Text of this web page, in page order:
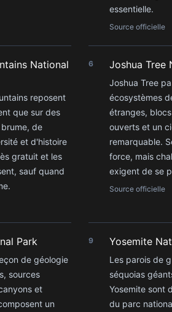
essentielle.
Source officielle
National
reposent
que sur des
de
et d'histoire
gratuit et les
sauf quand
6 Joshua Tree
Joshua Tree
écosystèmes
étranges,
ouverts et un
remarquable.
force, mais
exigent de se
Source officielle
Park
de géologie
sources
et
un
9 Yosemite
Les parois de
séquoias
Yosemite sont
du parc